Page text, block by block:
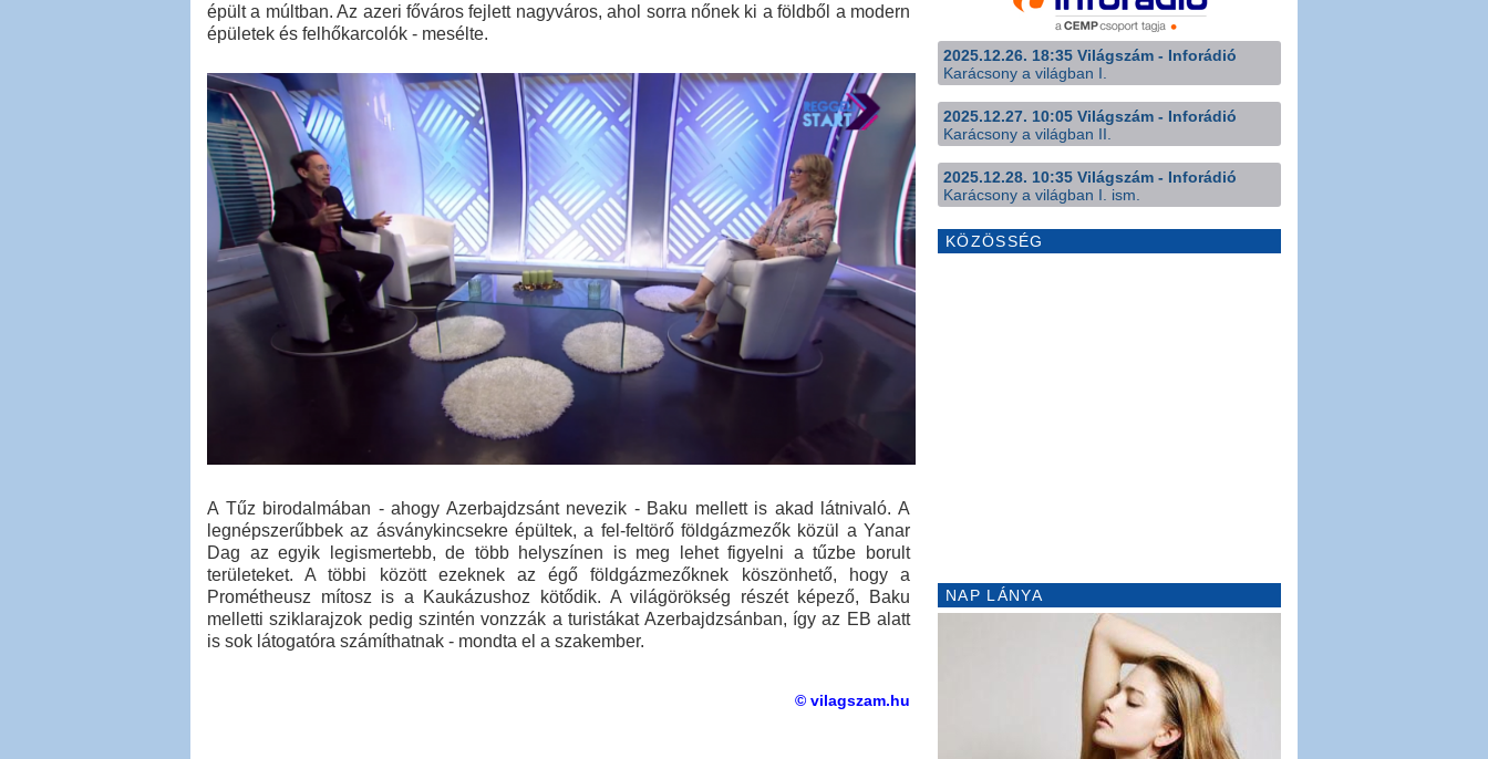
épült a múltban. Az azeri főváros fejlett nagyváros, ahol sorra nőnek ki a földből a modern
épületek és felhőkarcolók - mesélte.
A Tűz birodalmában - ahogy Azerbajdzsánt nevezik - Baku mellett is akad látnivaló. A
legnépszerűbbek az ásványkincsekre épültek, a fel-feltörő földgázmezők közül a Yanar
Dag az egyik legismertebb, de több helyszínen is meg lehet figyelni a tűzbe borult
területeket. A többi között ezeknek az égő földgázmezőknek köszönhető, hogy a
Prométheusz mítosz is a Kaukázushoz kötődik. A világörökség részét képező, Baku
melletti sziklarajzok pedig szintén vonzzák a turistákat Azerbajdzsánban, így az EB alatt
is sok látogatóra számíthatnak - mondta el a szakember.
© vilagszam.hu
2025.12.26. 18:35 Világszám - Inforádió
Karácsony a világban I.
2025.12.27. 10:05 Világszám - Inforádió
Karácsony a világban II.
2025.12.28. 10:35 Világszám - Inforádió
Karácsony a világban I. ism.
KÖZÖSSÉG
NAP LÁNYA